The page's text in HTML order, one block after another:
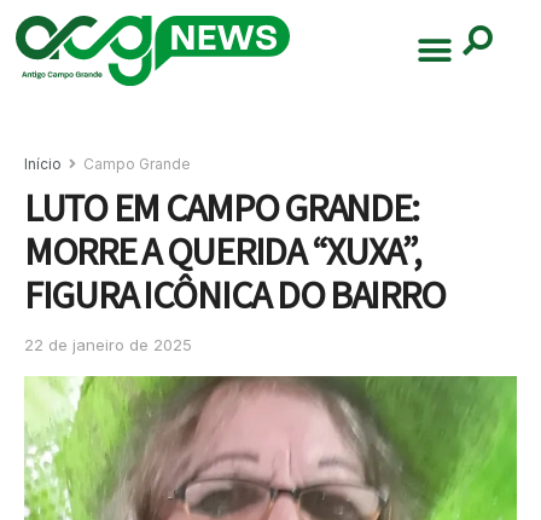
Início Campo Grande
LUTO EM CAMPO GRANDE:
MORRE A QUERIDA “XUXA”,
FIGURA ICÔNICA DO BAIRRO
22 de janeiro de 2025